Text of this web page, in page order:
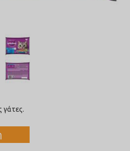
γάτες.